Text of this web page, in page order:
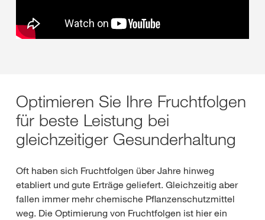
Optimieren Sie Ihre Fruchtfolgen
für beste Leistung bei
gleichzeitiger Gesunderhaltung
Oft haben sich Fruchtfolgen über Jahre hinweg
etabliert und gute Erträge geliefert. Gleichzeitig aber
fallen immer mehr chemische Pflanzenschutzmittel
weg. Die Optimierung von Fruchtfolgen ist hier ein